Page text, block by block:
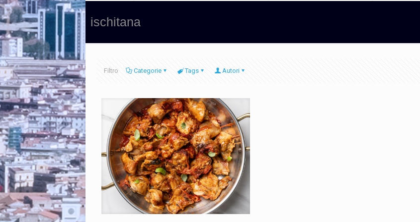
ischitana
Filtro Categorie Tags Autori